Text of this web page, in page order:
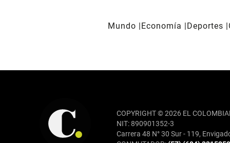
Mundo Economía Deportes
COPYRIGHT © 2026 EL
NIT: 890901352-3
Carrera 48 N° 30 Sur - 119,